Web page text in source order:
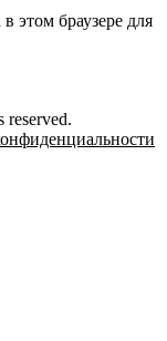
этом браузере для